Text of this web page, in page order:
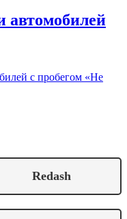
автомобилей
с пробегом «Не
Redash